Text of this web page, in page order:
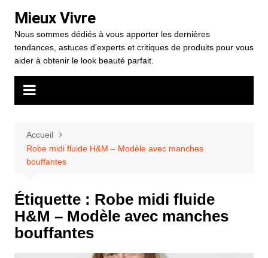
contenu
Mieux Vivre
Nous sommes dédiés à vous apporter les dernières
tendances, astuces d'experts et critiques de produits pour vous
aider à obtenir le look beauté parfait.
Accueil
Robe midi fluide H&M – Modèle avec manches
bouffantes
Étiquette : Robe midi fluide
H&M – Modèle avec manches
bouffantes